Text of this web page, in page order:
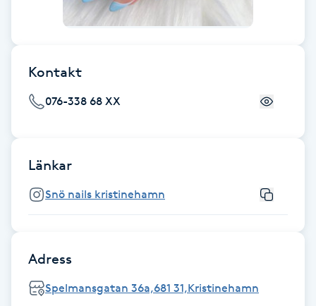
Frekvensterapi
Friskvård
Funktionsanalys
Kontakt
076-338 68 XX
Länkar
Snö nails kristinehamn
Adress
Spelmansgatan 36a,681 31,Kristinehamn